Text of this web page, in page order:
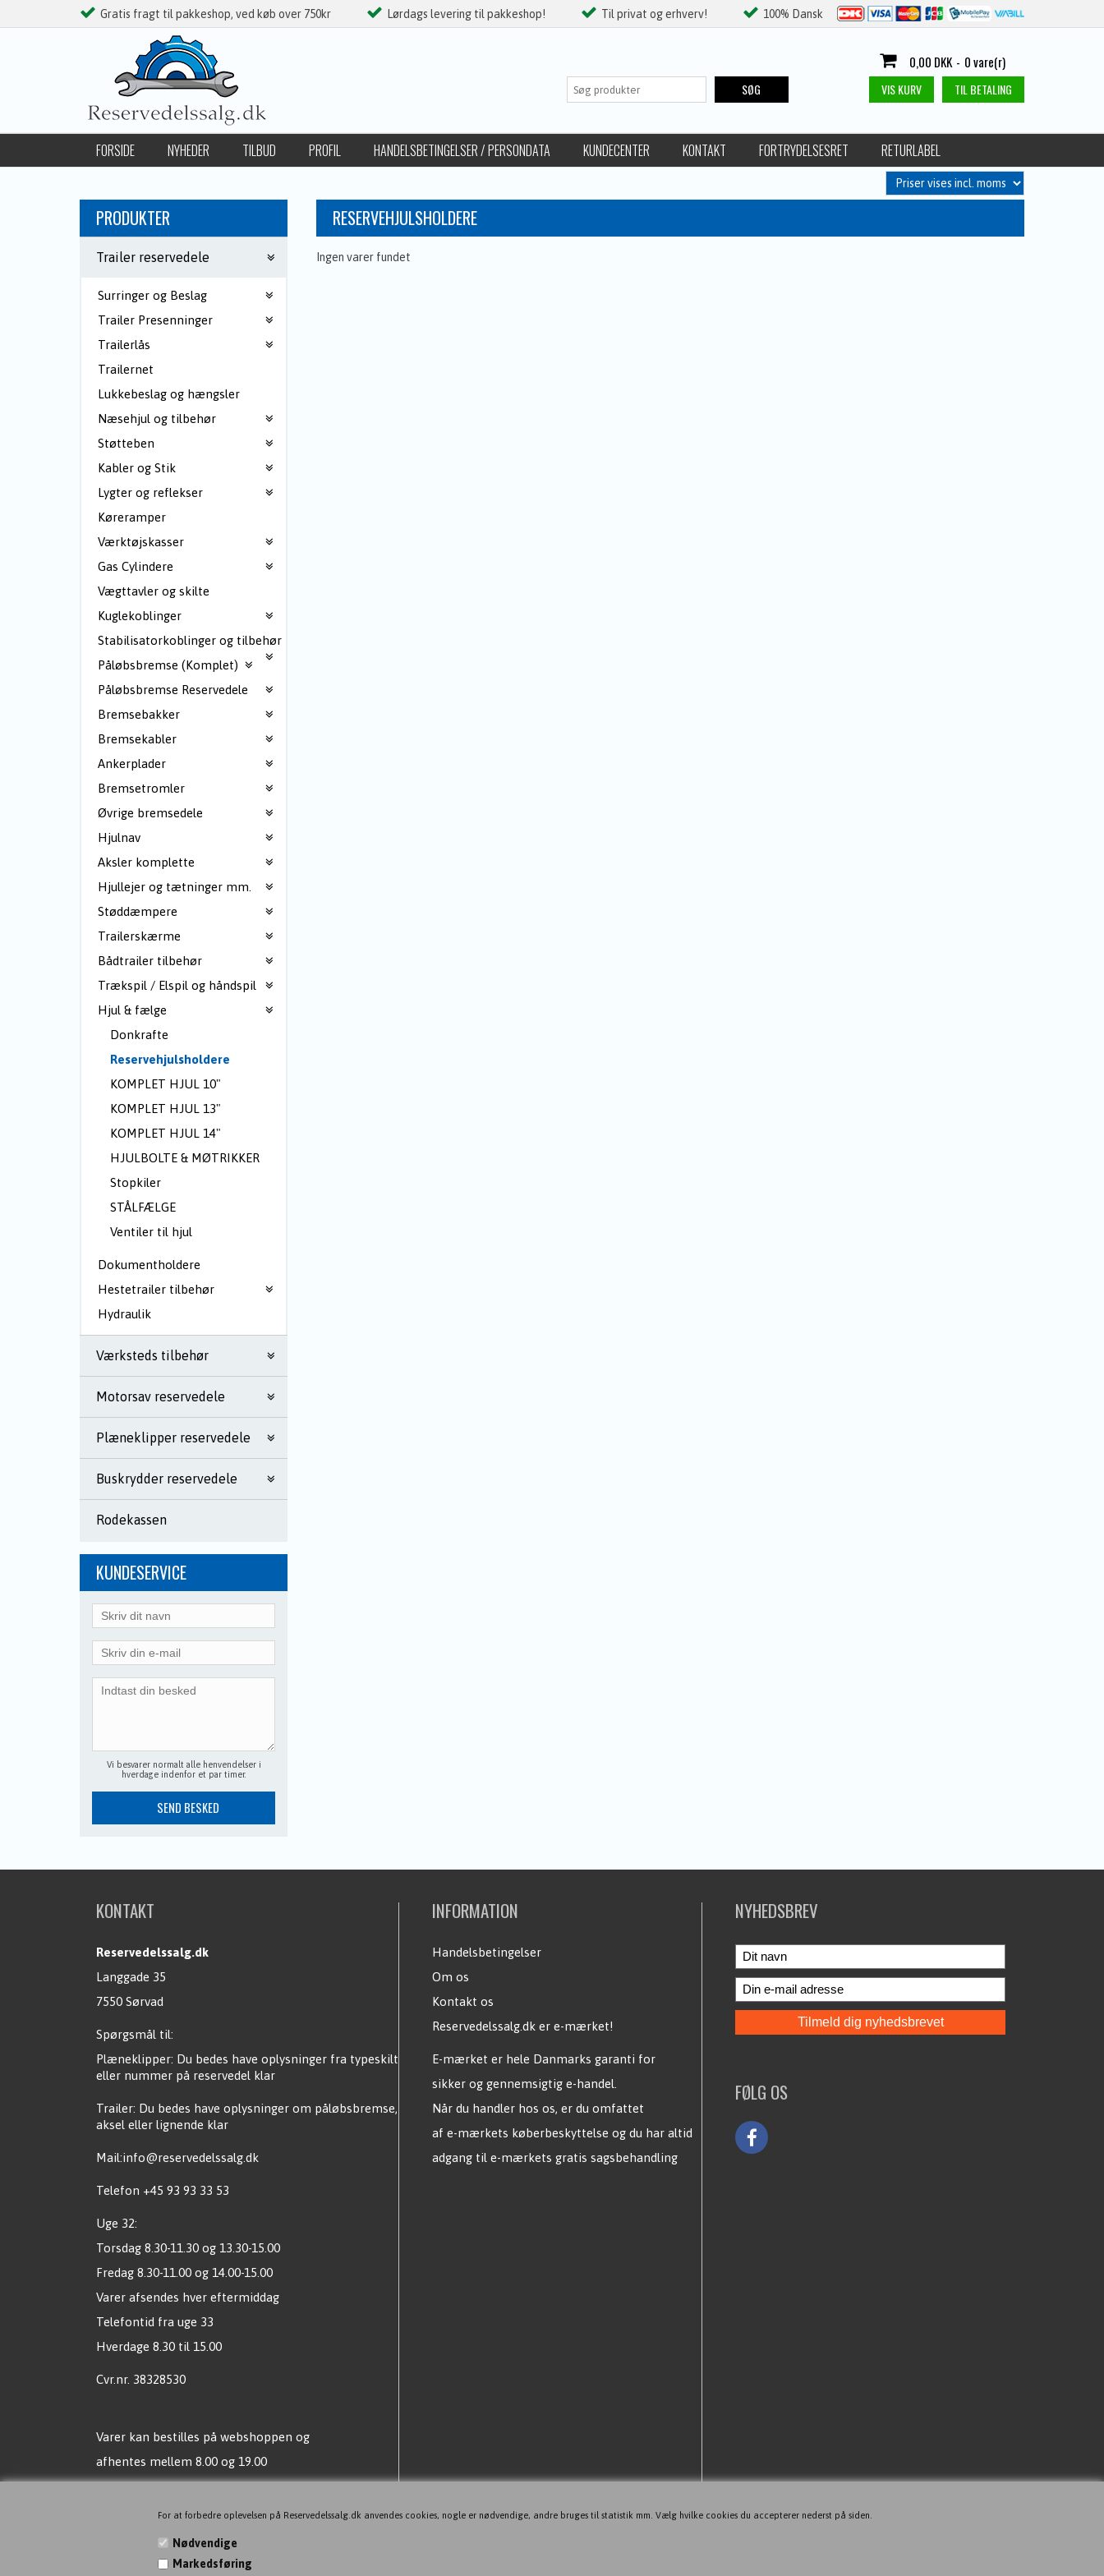
For at forbedre oplevelsen på Reservedelssalg.dk anvendes cookies, nogle er nødvendige, andre bruges til statistik mm. Vælg hvilke cookies du accepterer nederst på siden.
Nødvendige
Markedsføring
Gratis fragt til pakkeshop, ved køb over 750kr Lørdags levering til pakkeshop! Til privat og erhverv! 100% Dansk
0,00 DKK - 0 vare(r)
VIS KURV TIL BETALING
FORSIDE NYHEDER TILBUD PROFIL HANDELSBETINGELSER / PERSONDATA KUNDECENTER KONTAKT FORTRYDELSESRET
RETURLABEL
SØG
PRODUKTER
Trailer reservedele
Surringer og Beslag
Trailer Presenninger
Trailerlås
Trailernet
Lukkebeslag og hængsler
Næsehjul og tilbehør
Støtteben
Kabler og Stik
Lygter og reflekser
Køreramper
Værktøjskasser
Gas Cylindere
Vægttavler og skilte
Kuglekoblinger
Stabilisatorkoblinger og tilbehør
Påløbsbremse (Komplet)
Påløbsbremse Reservedele
Bremsebakker
Bremsekabler
Ankerplader
Bremsetromler
Øvrige bremsedele
Hjulnav
Aksler komplette
Hjullejer og tætninger mm.
Støddæmpere
Trailerskærme
Bådtrailer tilbehør
Trækspil / Elspil og håndspil
Hjul & fælge
Donkrafte
Reservehjulsholdere
KOMPLET HJUL 10"
KOMPLET HJUL 13"
KOMPLET HJUL 14"
HJULBOLTE & MØTRIKKER
Stopkiler
STÅLFÆLGE
Ventiler til hjul
Dokumentholdere
Hestetrailer tilbehør
Hydraulik
Værksteds tilbehør
Motorsav reservedele
Plæneklipper reservedele
Buskrydder reservedele
Rodekassen
KUNDESERVICE
Vi besvarer normalt alle henvendelser i
hverdage indenfor et par timer.
RESERVEHJULSHOLDERE
Ingen varer fundet
KONTAKT
Reservedelssalg.dk
Langgade 35
7550 Sørvad
Spørgsmål til:
Plæneklipper: Du bedes have oplysninger fra typeskilt
eller nummer på reservedel klar
Trailer: Du bedes have oplysninger om påløbsbremse,
aksel eller lignende klar
Mail:info@reservedelssalg.dk
Telefon +45 93 93 33 53
Uge 32:
Torsdag 8.30-11.30 og 13.30-15.00
Fredag 8.30-11.00 og 14.00-15.00
Varer afsendes hver eftermiddag
Telefontid fra uge 33
Hverdage 8.30 til 15.00
Cvr.nr. 38328530
Varer kan bestilles på webshoppen og
afhentes mellem 8.00 og 19.00
komme alligevel, så bare aftal tid!
INFORMATION
Handelsbetingelser
Om os
Kontakt os
Reservedelssalg.dk er e-mærket!
E-mærket er hele Danmarks garanti for
sikker og gennemsigtig e-handel.
Når du handler hos os, er du omfattet
af e-mærkets køberbeskyttelse og du har altid
adgang til e-mærkets gratis sagsbehandling
NYHEDSBREV
FØLG OS